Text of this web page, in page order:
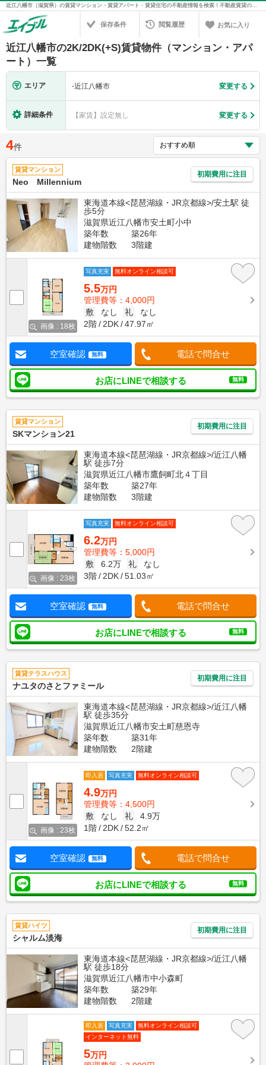
近江八幡市（滋賀県）の賃貸マンション・賃貸アパート・賃貸住宅の不動産情報を検索！不動産賃貸の物件探しは、お部屋探しのエイブル
保存条件 閲覧履歴 お気に入り
近江八幡市の2K/2DK(+S)賃貸物件（マンション・アパ
ート）一覧
エリア -近江八幡市 変更する
詳細条件 【家賃】設定無し 変更する
4件
賃貸マンション
Neo Millennium
初期費用に注目
東海道本線<琵琶湖線・JR京都線>/安土駅 徒
歩5分
滋賀県近江八幡市安土町小中
築年数
築26年
建物階数
3階建
画像 : 18枚
写真充実 無料オンライン相談可
5.5万円
管理費等：4,000円
敷
なし 礼
なし
2階
2DK 47.97㎡
空室確認 無料 電話で問合せ
お店にLINEで相談する 無料
賃貸マンション
SKマンション21
初期費用に注目
東海道本線<琵琶湖線・JR京都線>/近江八幡
駅 徒歩7分
滋賀県近江八幡市鷹飼町北４丁目
築年数
築27年
建物階数
3階建
画像 : 23枚
写真充実 無料オンライン相談可
6.2万円
管理費等：5,000円
敷
6.2万 礼
なし
3階
2DK 51.03㎡
空室確認 無料 電話で問合せ
お店にLINEで相談する 無料
賃貸テラスハウス
ナユタのさとファミール
初期費用に注目
東海道本線<琵琶湖線・JR京都線>/近江八幡
駅 徒歩35分
滋賀県近江八幡市安土町慈恩寺
築年数
築31年
建物階数
2階建
画像 : 23枚
即入居 写真充実 無料オンライン相談可
4.9万円
管理費等：4,500円
敷
なし 礼
4.9万
1階
2DK 52.2㎡
空室確認 無料 電話で問合せ
お店にLINEで相談する 無料
賃貸ハイツ
シャルム淡海
初期費用に注目
東海道本線<琵琶湖線・JR京都線>/近江八幡
駅 徒歩18分
滋賀県近江八幡市中小森町
築年数
築29年
建物階数
2階建
即入居 写真充実
無料オンライン相談可
インターネット無料
5万円